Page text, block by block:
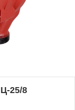
25/8